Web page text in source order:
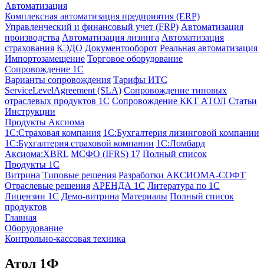
Автоматизация
Комплексная автоматизация предприятия (ERP)
Управленческий и финансовый учет (FRP) Автоматизация
производства Автоматизация лизинга Автоматизация
страхования КЭДО Документооборот Реальная автоматизация
Импортозамещение Торговое оборудование
Сопровождение 1С
Варианты сопровождения Тарифы ИТС
ServiceLevelAgreement (SLA) Сопровождение типовых
отраслевых продуктов 1С Сопровождение ККТ АТОЛ Статьи
Инструкции
Продукты Аксиома
1С:Страховая компания 1С:Бухгалтерия лизинговой компании
1С:Бухгалтерия страховой компании 1С:Ломбард
Аксиома:XBRL МСФО (IFRS) 17 Полный список
Продукты 1С
Витрина Типовые решения Разработки АКСИОМА-СОФТ
Отраслевые решения АРЕНДА 1С Литература по 1С
Лицензии 1C Демо-витрина Материалы Полный список
продуктов
Главная
Оборудование
Контрольно-кассовая техника
Атол 1Ф